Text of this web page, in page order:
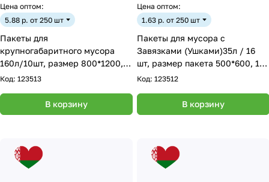
Цена оптом:
5.88 р. от 250 шт
Пакеты для
крупногабаритного мусора
160л/10шт, размер 800*1200,35
мкм
Код: 123513
В корзину
Цена оптом:
1.63 р. от 250 шт
Пакеты для мусора с
Завязками (Ушками)35л / 16
шт, размер пакета 500*600, 12
мкм.
Код: 123512
В корзину